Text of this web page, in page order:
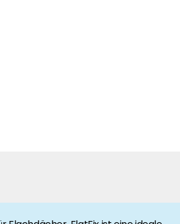
regelmäßige Webinare an und